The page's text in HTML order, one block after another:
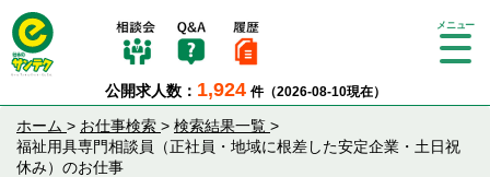
公開求人数： 1,924 件（2026-08-10現在）
Tog
ion
ホーム > お仕事検索 > 検索結果一覧 >
福祉用具専門相談員（正社員・地域に根差した安定企業・土日祝
休み）のお仕事